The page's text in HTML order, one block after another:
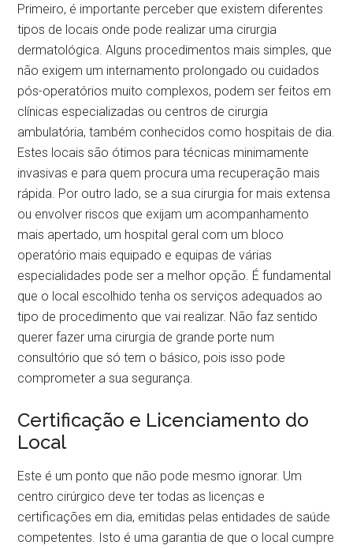
Primeiro, é importante perceber que existem diferentes
tipos de locais onde pode realizar uma cirurgia
dermatológica. Alguns procedimentos mais simples, que
não exigem um internamento prolongado ou cuidados
pós-operatórios muito complexos, podem ser feitos em
clínicas especializadas ou centros de cirurgia
ambulatória, também conhecidos como hospitais de dia.
Estes locais são ótimos para técnicas minimamente
invasivas e para quem procura uma recuperação mais
rápida. Por outro lado, se a sua cirurgia for mais extensa
ou envolver riscos que exijam um acompanhamento
mais apertado, um hospital geral com um bloco
operatório mais equipado e equipas de várias
especialidades pode ser a melhor opção. É fundamental
que o local escolhido tenha os serviços adequados ao
tipo de procedimento que vai realizar. Não faz sentido
querer fazer uma cirurgia de grande porte num
consultório que só tem o básico, pois isso pode
comprometer a sua segurança.
Certificação e Licenciamento do
Local
Este é um ponto que não pode mesmo ignorar. Um
centro cirúrgico deve ter todas as licenças e
certificações em dia, emitidas pelas entidades de saúde
competentes. Isto é uma garantia de que o local cumpre